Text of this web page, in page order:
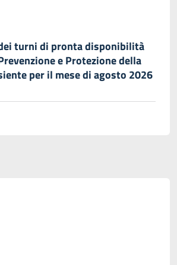
turni di pronta disponibilità
e Protezione della
per il mese di agosto 2026